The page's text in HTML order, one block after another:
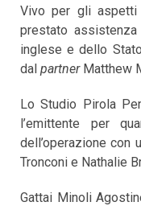
Vivo per gli aspetti
prestato
inglese e dello
dal partnerMatthew
Lo Studio Pirola
l’emittente per
dell’operazione con
Tronconi e Nathalie
Gattai Minoli